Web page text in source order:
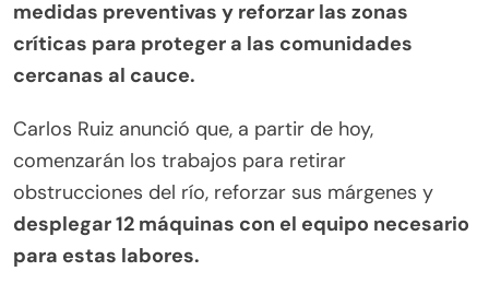
medidas preventivas y reforzar las zonas
críticas para proteger a las comunidades
cercanas al cauce.
Carlos Ruiz anunció que, a partir de hoy,
comenzarán los trabajos para retirar
obstrucciones del río, reforzar sus márgenes y
desplegar 12 máquinas con el equipo necesario
para estas labores.